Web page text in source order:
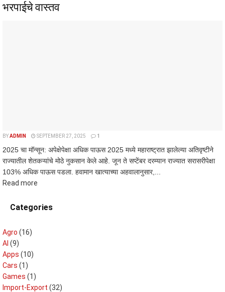
भरपाईचे वास्तव
BYADMIN SEPTEMBER 27, 2025 1
2025 चा मॉन्सून: अपेक्षेपेक्षा अधिक पाऊस 2025 मध्ये महाराष्ट्रात झालेल्या अतिवृष्टीने
राज्यातील शेतकऱ्यांचे मोठे नुकसान केले आहे. जून ते सप्टेंबर दरम्यान राज्यात सरासरीपेक्षा
103% अधिक पाऊस पडला. हवामान खात्याच्या अहवालानुसार,...
Read more
Categories
Agro (16)
AI (9)
Apps (10)
Cars (1)
Games (1)
Import-Export (32)